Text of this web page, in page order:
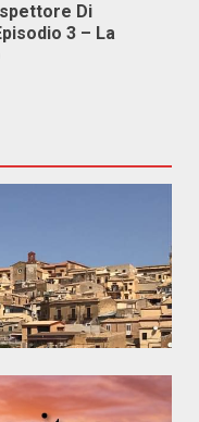
Di
3 – La